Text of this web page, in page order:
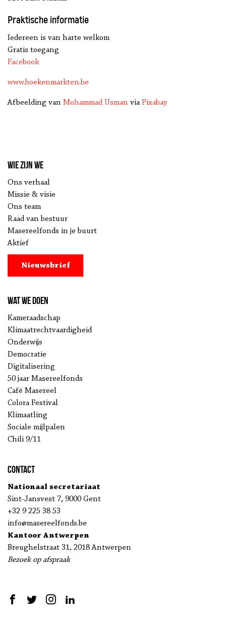
Praktische informatie
Iedereen is van harte welkom
Gratis toegang
Facebook
www.boekenmarkten.be
Afbeelding van Mohammad Usman viaPixabay
Wie zijn we
Ons verhaal
Missie & visie
Ons team
Raad van bestuur
Masereelfonds in je buurt
Aktief
Nieuwsbrief
Wat we doen
Kameraadschap
Klimaatrechtvaardigheid
Onderwijs
Democratie
Digitalisering
50 jaar Masereelfonds
Café Masereel
Colora Festival
Klimaatling
Sociale mijlpalen
Chili 9/11
Contact
Nationaal secretariaat
Sint-Jansvest 7, 9000 Gent
+32 9 225 38 53
info@masereelfonds.be
Kantoor Antwerpen
Breughelstraat 31, 2018 Antwerpen
Bezoek op afspraak